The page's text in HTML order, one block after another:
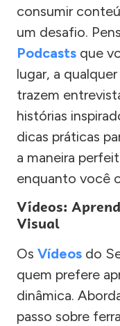
consumir
um desafio.
Podcasts que
lugar, a
trazem
histórias
dicas práticas
a maneira
enquanto você
Vídeos:
Visual
Os Vídeos do
quem prefere
dinâmica.
passo sobre